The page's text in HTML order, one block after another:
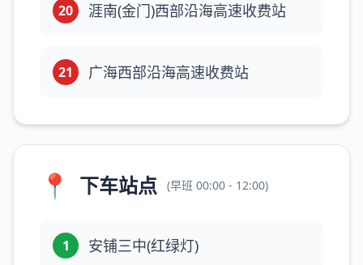
20 涯南(金门)西部沿海高速收费站
21 广海西部沿海高速收费站
📍 下车站点 (早班 00:00 - 12:00)
1 安铺三中(红绿灯)